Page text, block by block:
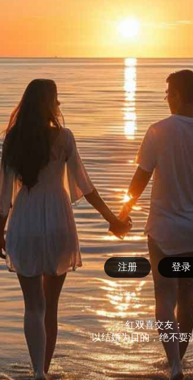
注册 登录
红双喜交友：
以结婚为目的，绝不耍